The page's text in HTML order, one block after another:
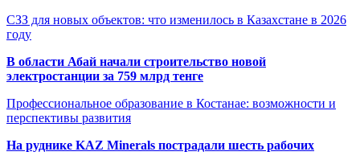
СЗЗ для новых объектов: что изменилось в Казахстане в 2026
году
В области Абай начали строительство новой
электростанции за 759 млрд тенге
Профессиональное образование в Костанае: возможности и
перспективы развития
На руднике KAZ Minerals пострадали шесть рабочих